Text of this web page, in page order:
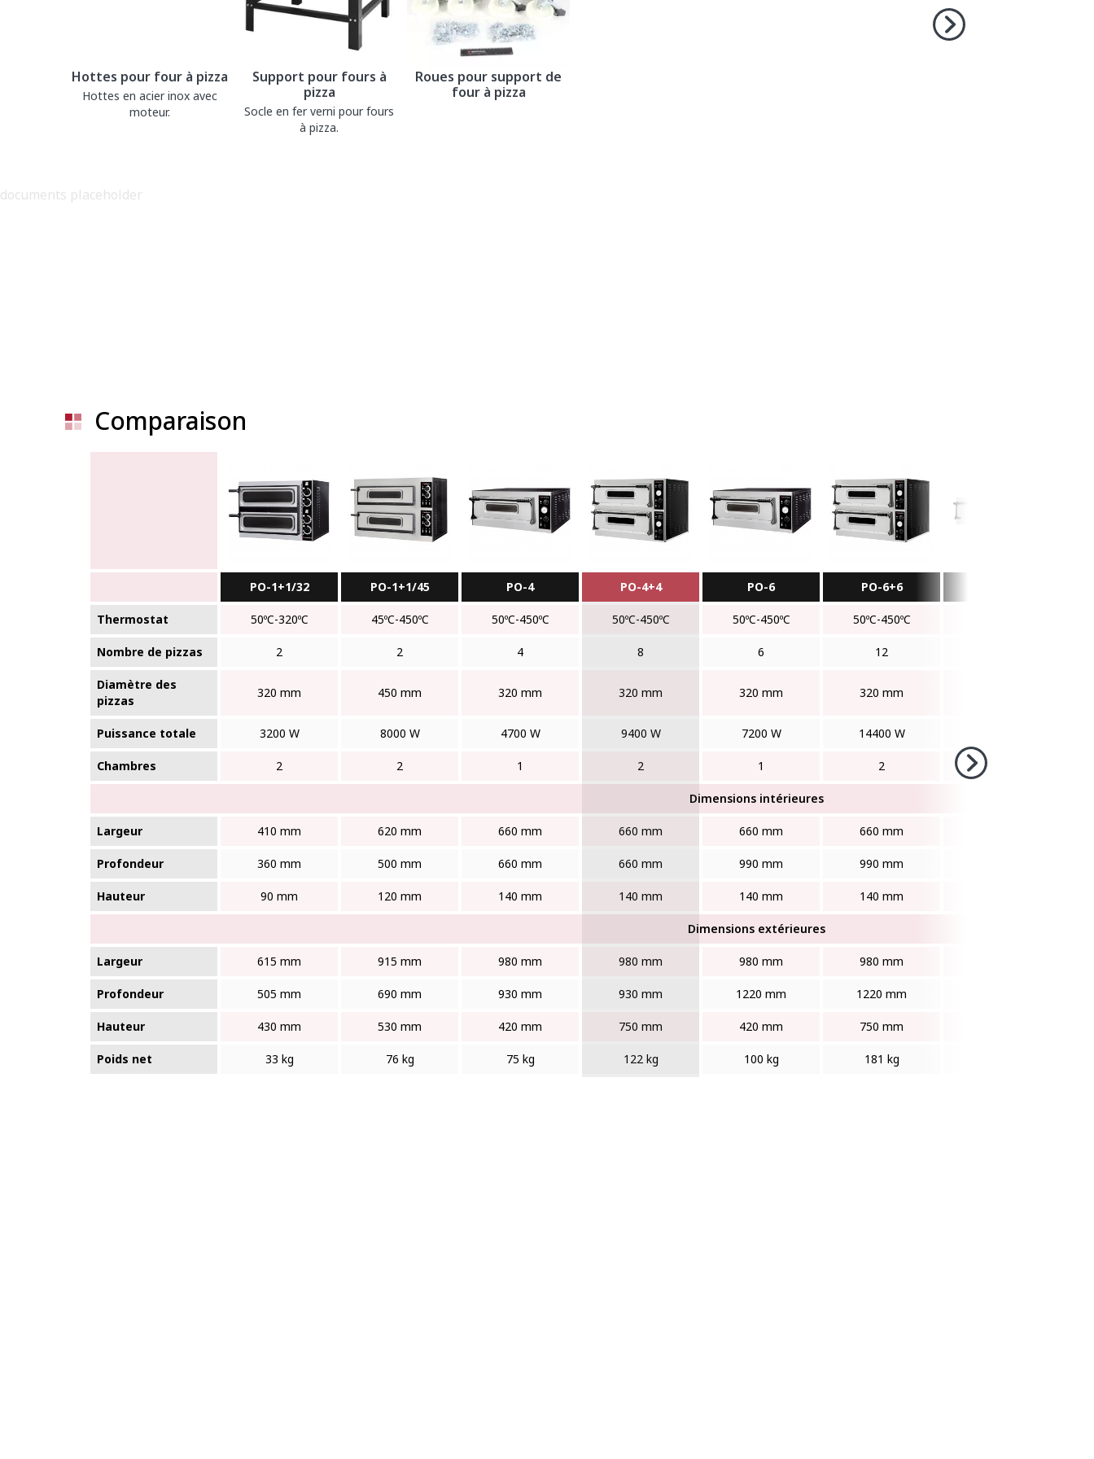
Hottes pour four à pizza
Hottes en acier inox avec
moteur.
Support pour fours à
pizza
Socle en fer verni pour fours
à pizza.
Roues pour support de
four à pizza
documents placeholder
Comparaison
PO-1+1/32 PO-1+1/45 PO-4 PO-4+4 PO-6 PO-6+6
Thermostat 50ºC-320ºC 45ºC-450ºC 50ºC-450ºC 50ºC-450ºC 50ºC-450ºC 50ºC-450ºC
Nombre de pizzas 2 2 4 8 6 12
Diamètre des
pizzas
320 mm 450 mm 320 mm 320 mm 320 mm 320 mm
Puissance totale 3200 W 8000 W 4700 W 9400 W 7200 W 14400 W
Chambres 2 2 1 2 1 2
Dimensions intérieures
Largeur 410 mm 620 mm 660 mm 660 mm 660 mm 660 mm
Profondeur 360 mm 500 mm 660 mm 660 mm 990 mm 990 mm
Hauteur 90 mm 120 mm 140 mm 140 mm 140 mm 140 mm
Dimensions extérieures
Largeur 615 mm 915 mm 980 mm 980 mm 980 mm 980 mm
Profondeur 505 mm 690 mm 930 mm 930 mm 1220 mm 1220 mm
Hauteur 430 mm 530 mm 420 mm 750 mm 420 mm 750 mm
Poids net 33 kg 76 kg 75 kg 122 kg 100 kg 181 kg